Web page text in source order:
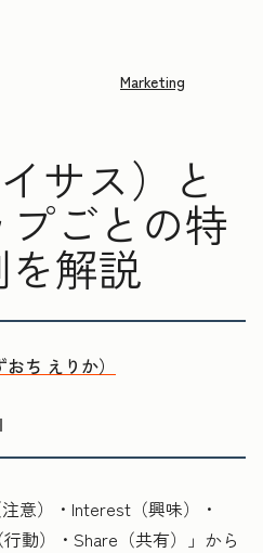
Marketing
サス）と
ごとの特
解説
ち えりか）
意）・Interest（興味）・
動）・Share（共有）」から